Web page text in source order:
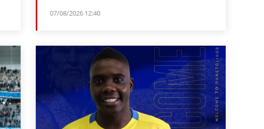
07/08/2026 12:40